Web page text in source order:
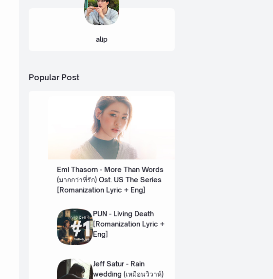
alip
Popular Post
Emi Thasorn - More Than Words
(มากกว่าที่รัก) Ost. US The Series
[Romanization Lyric + Eng]
PUN - Living Death
[Romanization Lyric +
Eng]
Jeff Satur - Rain
wedding (เหมือนวิวาห์)